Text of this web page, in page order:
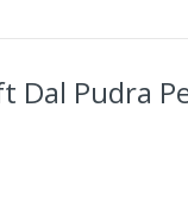
Dal Pudra